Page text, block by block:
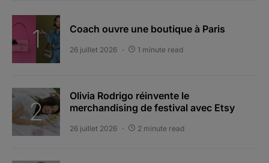
Coach ouvre une boutique à Paris
26 juillet 2026 1 minute read
Olivia Rodrigo réinvente le
merchandising de festival avec Etsy
26 juillet 2026 2 minute read